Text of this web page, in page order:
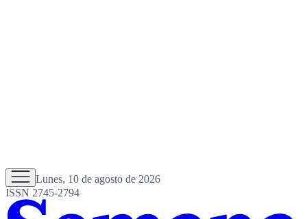
Lunes, 10 de agosto de 2026
ISSN 2745-2794